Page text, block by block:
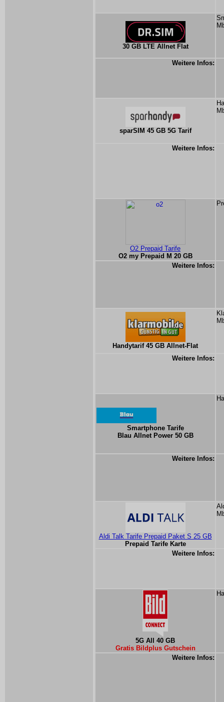
30 GB LTE Allnet Flat
Weitere Infos:
sparSIM 45 GB 5G Tarif
Weitere Infos:
O2 Prepaid Tarife
O2 my Prepaid M 20 GB
Weitere Infos:
Handytarif 45 GB Allnet-Flat
Weitere Infos:
Smartphone Tarife
Blau Allnet Power 50 GB
Weitere Infos:
Aldi Talk Tarife Prepaid Paket S 25 GB
Prepaid Tarife Karte
Weitere Infos:
5G All 40 GB
Gratis Bildplus Gutschein
Weitere Infos: